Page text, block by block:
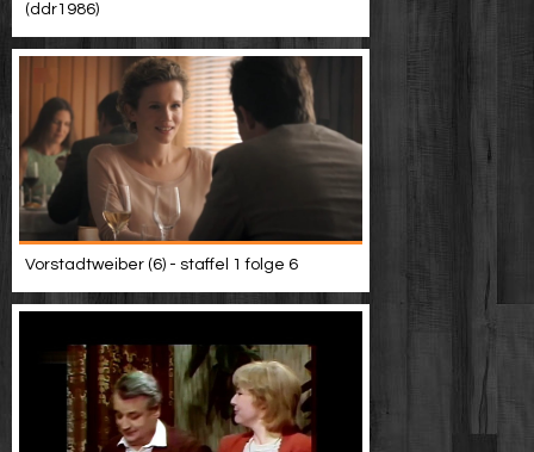
(ddr1986)
Vorstadtweiber (6) - staffel 1 folge 6